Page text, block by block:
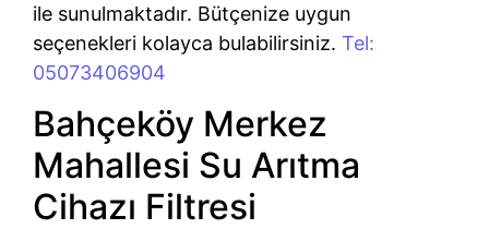
ile sunulmaktadır. Bütçenize uygun
seçenekleri kolayca bulabilirsiniz. Tel:
05073406904
Bahçeköy Merkez
Mahallesi Su Arıtma
Cihazı Filtresi